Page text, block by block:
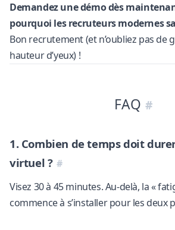
Demandez une démo dès
pourquoi les recruteurs modernes
Bon recrutement (et n’oubliez pas de
hauteur d’yeux) !
FAQ
1. Combien de temps doit
virtuel ?
Visez 30 à 45 minutes. Au-delà, la «
commence à s’installer pour les deux